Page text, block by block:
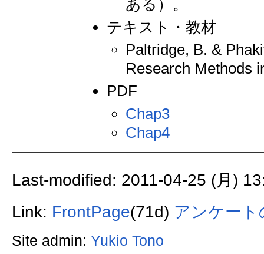
ある）。
テキスト・教材
Paltridge, B. &
Research Methods
PDF
Chap3
Chap4
Last-modified: 2011-04-25 (月)
Link: FrontPage(71d) アンケート
Site admin: Yukio Tono